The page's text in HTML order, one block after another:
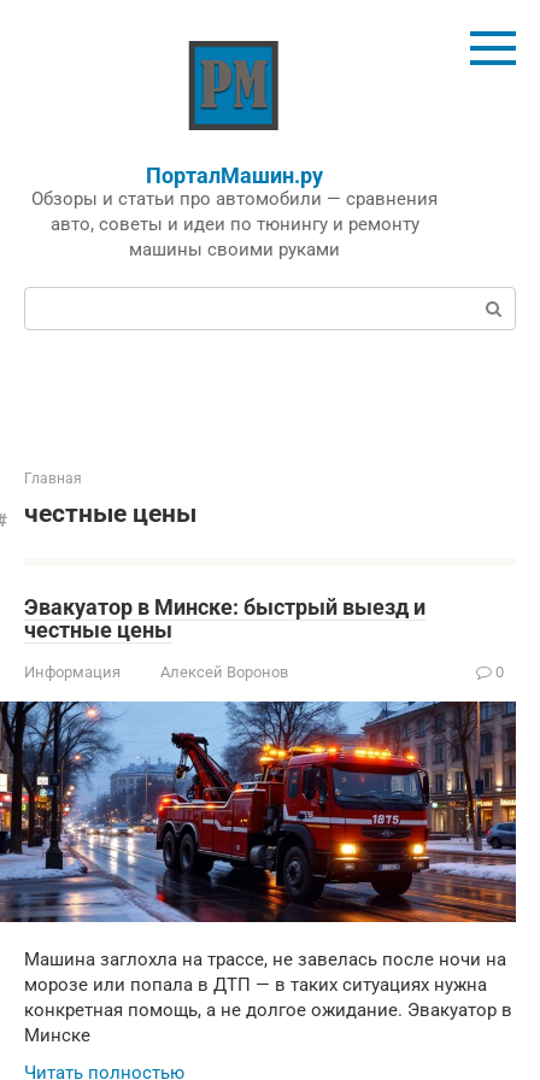
ПорталМашин.ру
Обзоры и статьи про автомобили — сравнения
авто, советы и идеи по тюнингу и ремонту
машины своими руками
Поиск:
Главная
честные цены
Эвакуатор в Минске: быстрый выезд и
честные цены
Информация Алексей Воронов 0
Машина заглохла на трассе, не завелась после ночи на
морозе или попала в ДТП — в таких ситуациях нужна
конкретная помощь, а не долгое ожидание. Эвакуатор в
Минске
Читать полностью